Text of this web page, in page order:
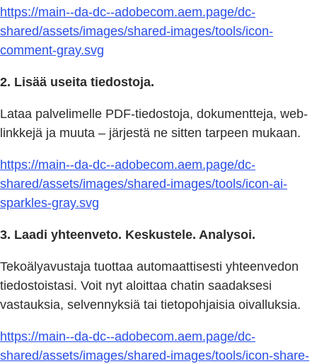
https://main--da-dc--adobecom.aem.page/dc-
shared/assets/images/shared-images/tools/icon-
comment-gray.svg
2. Lisää useita tiedostoja.
Lataa palvelimelle PDF-tiedostoja, dokumentteja, web-
linkkejä ja muuta – järjestä ne sitten tarpeen mukaan.
https://main--da-dc--adobecom.aem.page/dc-
shared/assets/images/shared-images/tools/icon-ai-
sparkles-gray.svg
3. Laadi yhteenveto. Keskustele. Analysoi.
Tekoälyavustaja tuottaa automaattisesti yhteenvedon
tiedostoistasi. Voit nyt aloittaa chatin saadaksesi
vastauksia, selvennyksiä tai tietopohjaisia oivalluksia.
https://main--da-dc--adobecom.aem.page/dc-
shared/assets/images/shared-images/tools/icon-share-